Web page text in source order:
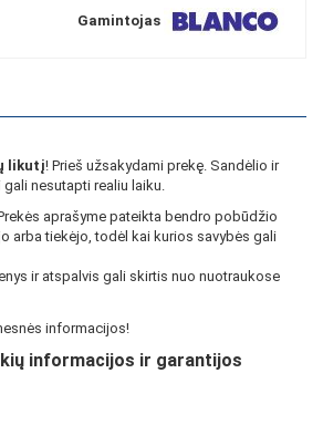
Gamintojas
likutį! Prieš užsakydami prekę. Sandėlio ir
nesutapti realiu laiku.
aprašyme pateikta bendro pobūdžio
arba tiekėjo, todėl kai kurios savybės gali
ir atspalvis gali skirtis nuo nuotraukose
informacijos!
informacijos ir garantijos